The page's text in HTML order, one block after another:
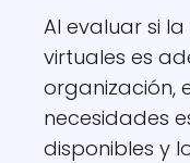
Al evaluar si
virtuales es
organización,
necesidades
disponibles y